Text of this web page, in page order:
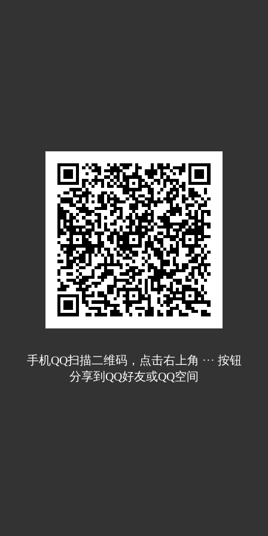
手机QQ扫描二维码，点击右上角 ··· 按钮
分享到QQ好友或QQ空间